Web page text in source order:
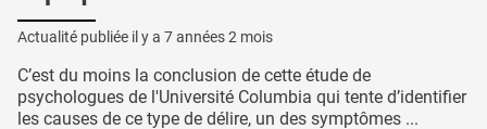
Actualité publiée il y a 7 années 2 mois
C’est du moins la conclusion de cette étude de
psychologues de l'Université Columbia qui tente d’identifier
les causes de ce type de délire, un des symptômes ...